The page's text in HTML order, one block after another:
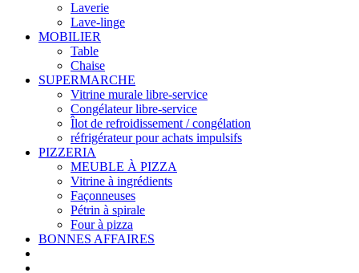
Laverie
Lave-linge
MOBILIER
Table
Chaise
SUPERMARCHE
Vitrine murale libre-service
Congélateur libre-service
Îlot de refroidissement / congélation
réfrigérateur pour achats impulsifs
PIZZERIA
MEUBLE À PIZZA
Vitrine à ingrédients
Façonneuses
Pétrin à spirale
Four à pizza
BONNES AFFAIRES